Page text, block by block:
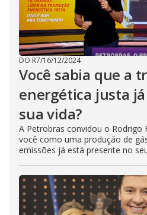
DO R7/16/12/2024
Você sabia que a
energética justa
sua vida?
A Petrobras convidou o Rodrigo
você como uma produção de
emissões já está presente no